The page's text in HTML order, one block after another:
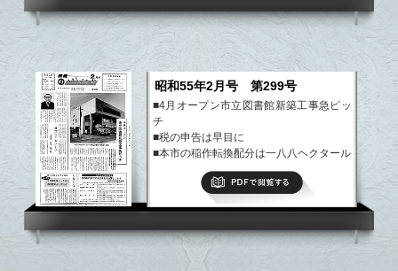
昭和55年2月号 第299号
■4月オープン市立図書館新築工事急ピッ
チ
■税の申告は早目に
■本市の稲作転換配分は一八八ヘクタール
■まちのできごと
■期待される新しいエネルギー開発
PDFで閲覧する